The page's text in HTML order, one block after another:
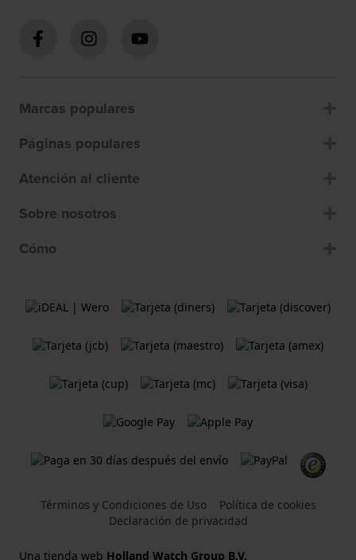
Marcas populares
Páginas populares
Atención al cliente
Sobre nosotros
Cómo
Términos y Condiciones de Uso
Política de cookies
Declaración de privacidad
Una tienda web Holland Watch Group B.V.